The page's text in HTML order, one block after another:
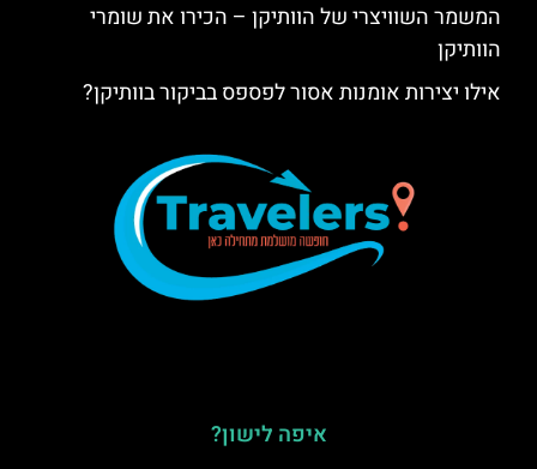
המשמר השוויצרי של הוותיקן – הכירו את שומרי
הוותיקן
אילו יצירות אומנות אסור לפספס בביקור בוותיקן?
איפה לישון?